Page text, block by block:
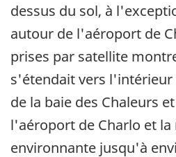
dessus du sol, à
autour de l'aéroport de
prises par satellite
s'étendait vers
de la baie des Chaleurs
l'aéroport de Charlo et la
environnante jusqu'à